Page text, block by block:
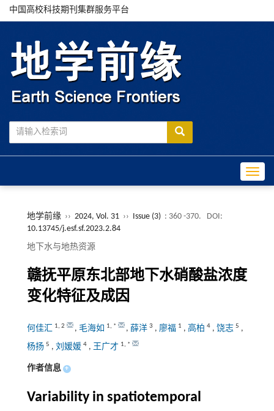
中国高校科技期刊集群服务平台
地学前缘 ›› 2024, Vol. 31 ›› Issue (3) : 360 -370.
DOI:
10.13745/j.esf.sf.2023.2.84
地下水与地热资源
赣抚平原东北部地下水硝酸盐浓度
变化特征及成因
何佳汇 1, 2 , 毛海如 1, * , 薛洋 3 , 廖福 1 , 高柏 4, 饶志 5 ,
杨扬 5 , 刘媛媛 4, 王广才 1, *
作者信息 +
Variability in spatiotemporal